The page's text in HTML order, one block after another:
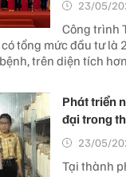
23/05/
Công trình
tổng mức đầu tư là
trên diện tích
Phát triển
đại trong
23/05/
Tại thành